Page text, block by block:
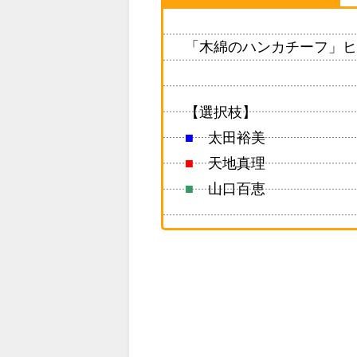
「木綿のハンカチーフ」
【選択枝】
■太田裕美
■天地真理
■山口百恵